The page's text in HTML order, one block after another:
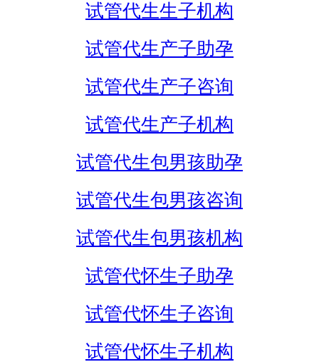
试管代生生子机构
试管代生产子助孕
试管代生产子咨询
试管代生产子机构
试管代生包男孩助孕
试管代生包男孩咨询
试管代生包男孩机构
试管代怀生子助孕
试管代怀生子咨询
试管代怀生子机构